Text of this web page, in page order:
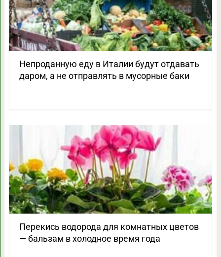
Непроданную еду в Италии будут отдавать
даром, а не отправлять в мусорные баки
Перекись водорода для комнатных цветов
— бальзам в холодное время года